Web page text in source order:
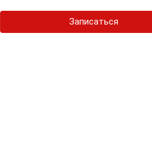
Записаться